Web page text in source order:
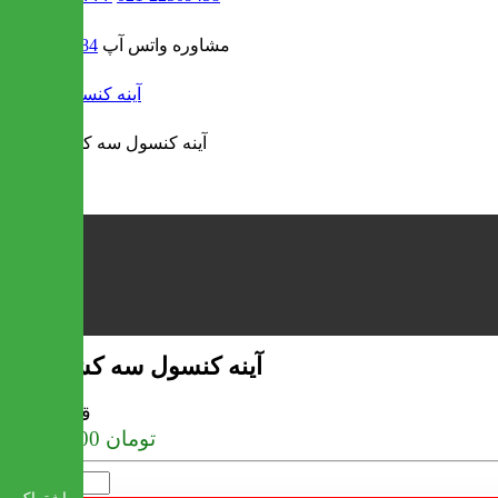
09302308484 مشاوره واتس آپ
آینه کنسول
آینه کنسول سه کشو بوژنه
قیمت
41,293,800 تومان